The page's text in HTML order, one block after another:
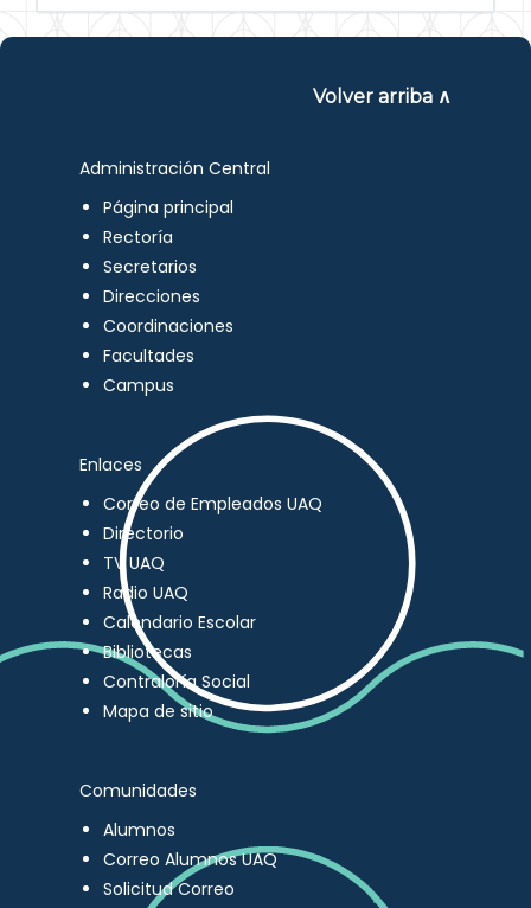
Volver arriba ∧
Administración Central
Página principal
Rectoría
Secretarios
Direcciones
Coordinaciones
Facultades
Campus
Enlaces
Correo de Empleados UAQ
Directorio
TV UAQ
Radio UAQ
Calendario Escolar
Bibliotecas
Contraloría Social
Mapa de sitio
Comunidades
Alumnos
Correo Alumnos UAQ
Solicitud Correo